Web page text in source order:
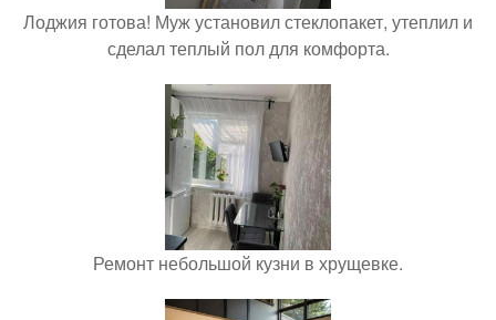
Лоджия готова! Муж установил стеклопакет, утеплил и
сделал теплый пол для комфорта.
Ремонт небольшой кузни в хрущевке.